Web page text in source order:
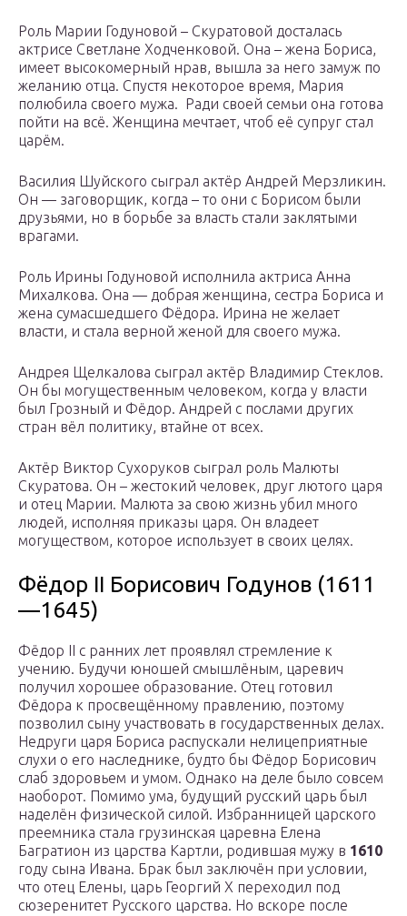
Роль Марии Годуновой – Скуратовой досталась
актрисе Светлане Ходченковой. Она – жена Бориса,
имеет высокомерный нрав, вышла за него замуж по
желанию отца. Спустя некоторое время, Мария
полюбила своего мужа. Ради своей семьи она готова
пойти на всё. Женщина мечтает, чтоб её супруг стал
царём.
Василия Шуйского сыграл актёр Андрей Мерзликин.
Он — заговорщик, когда – то они с Борисом были
друзьями, но в борьбе за власть стали заклятыми
врагами.
Роль Ирины Годуновой исполнила актриса Анна
Михалкова. Она — добрая женщина, сестра Бориса и
жена сумасшедшего Фёдора. Ирина не желает
власти, и стала верной женой для своего мужа.
Андрея Щелкалова сыграл актёр Владимир Стеклов.
Он бы могущественным человеком, когда у власти
был Грозный и Фёдор. Андрей с послами других
стран вёл политику, втайне от всех.
Актёр Виктор Сухоруков сыграл роль Малюты
Скуратова. Он – жестокий человек, друг лютого царя
и отец Марии. Малюта за свою жизнь убил много
людей, исполняя приказы царя. Он владеет
могуществом, которое использует в своих целях.
Фёдор II Борисович Годунов (1611
—1645)
Фёдор II с ранних лет проявлял стремление к
учению. Будучи юношей смышлёным, царевич
получил хорошее образование. Отец готовил
Фёдора к просвещённому правлению, поэтому
позволил сыну участвовать в государственных делах.
Недруги царя Бориса распускали нелицеприятные
слухи о его наследнике, будто бы Фёдор Борисович
слаб здоровьем и умом. Однако на деле было совсем
наоборот. Помимо ума, будущий русский царь был
наделён физической силой. Избранницей царского
преемника стала грузинская царевна Елена
Багратион из царства Картли, родившая мужу в 1610
году сына Ивана. Брак был заключён при условии,
что отец Елены, царь Георгий X переходил под
сюзеренитет Русского царства. Но вскоре после